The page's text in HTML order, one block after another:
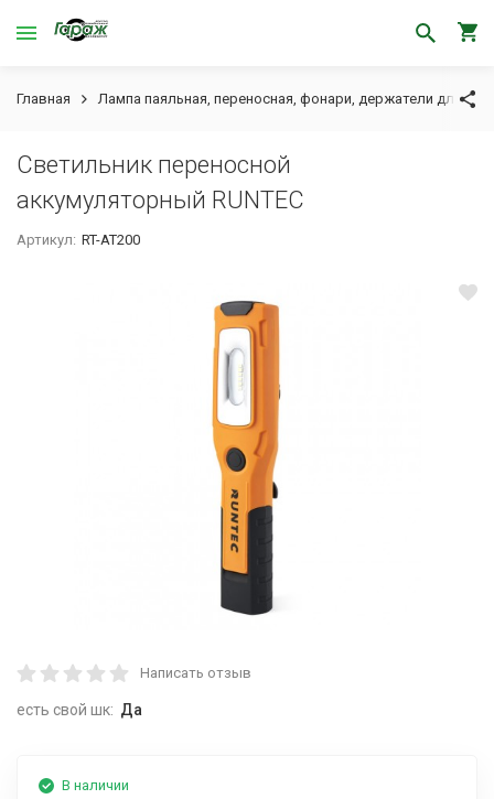
Главная Лампа паяльная, переносная, фонари, держатели для
Светильник переносной
аккумуляторный RUNTEC
Артикул: RT-AT200
Написать отзыв
есть свой шк: Да
В наличии